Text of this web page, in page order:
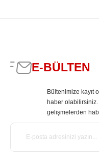
E-BÜLTEN
Bültenimize kayıt
haber olabilirsiniz.
gelişmelerden